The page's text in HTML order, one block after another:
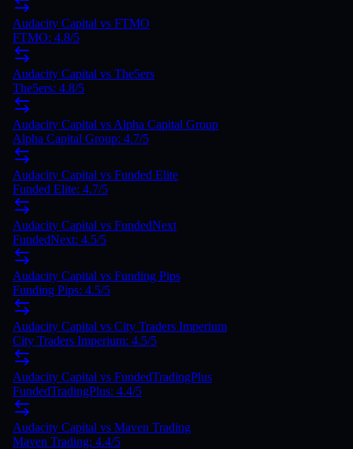
Audacity Capital vs FTMO
FTMO: 4.8/5
Audacity Capital vs The5ers
The5ers: 4.8/5
Audacity Capital vs Alpha Capital Group
Alpha Capital Group: 4.7/5
Audacity Capital vs Funded Elite
Funded Elite: 4.7/5
Audacity Capital vs FundedNext
FundedNext: 4.5/5
Audacity Capital vs Funding Pips
Funding Pips: 4.5/5
Audacity Capital vs City Traders Imperium
City Traders Imperium: 4.5/5
Audacity Capital vs FundedTradingPlus
FundedTradingPlus: 4.4/5
Audacity Capital vs Maven Trading
Maven Trading: 4.4/5